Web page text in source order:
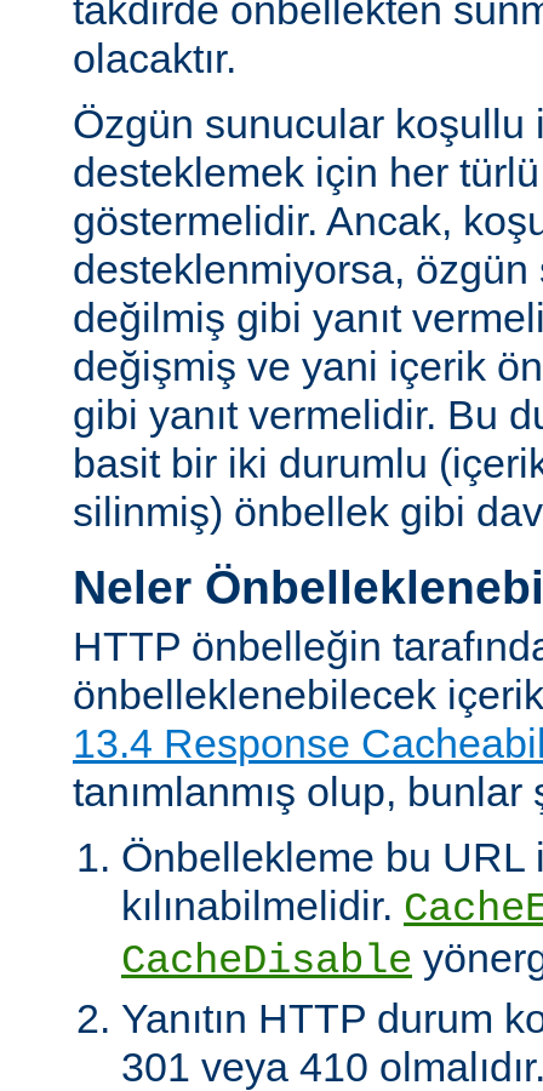
takdirde önbellekten
olacaktır.
Özgün sunucular koşullu
desteklemek için her türlü
göstermelidir. Ancak,
desteklenmiyorsa,
değilmiş gibi yanıt
değişmiş ve yani içerik
gibi yanıt vermelidir. Bu
basit bir iki durumlu
silinmiş) önbellek gibi
Neler
HTTP önbelleğin
önbelleklenebilecek
13.4 Response
tanımlanmış olup,
Önbellekleme bu URL
kılınabilmelidir.
CacheDisable
Yanıtın HTTP durum
301 veya 410